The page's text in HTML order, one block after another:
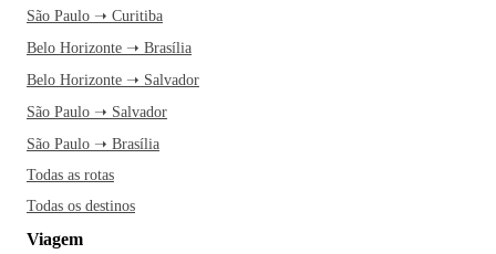
São Paulo ➝ Curitiba
Belo Horizonte ➝ Brasília
Belo Horizonte ➝ Salvador
São Paulo ➝ Salvador
São Paulo ➝ Brasília
Todas as rotas
Todas os destinos
Viagem